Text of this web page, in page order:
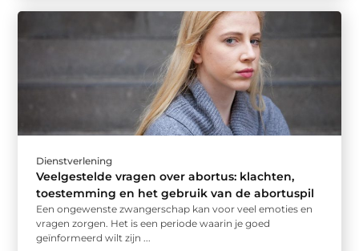
Dienstverlening
Veelgestelde vragen over abortus: klachten,
toestemming en het gebruik van de abortuspil
Een ongewenste zwangerschap kan voor veel emoties en
vragen zorgen. Het is een periode waarin je goed
geïnformeerd wilt zijn ...